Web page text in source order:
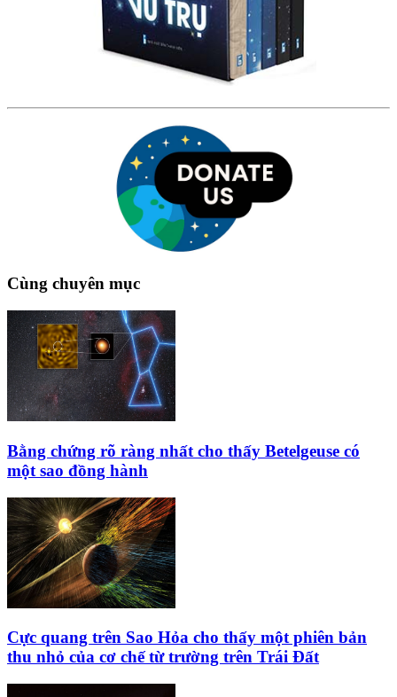
Cùng chuyên mục
Bằng chứng rõ ràng nhất cho thấy Betelgeuse có
một sao đồng hành
Cực quang trên Sao Hỏa cho thấy một phiên bản
thu nhỏ của cơ chế từ trường trên Trái Đất